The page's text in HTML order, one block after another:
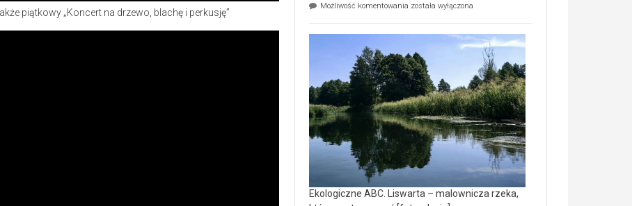
piątkowy „Koncert na drzewo, blachę i perkusję”
Możliwość komentowania Ekologiczne
wśród
nietoperzy
[wideo]
została wyłączona
Ekologiczne ABC. Liswarta – malownicza rzeka,